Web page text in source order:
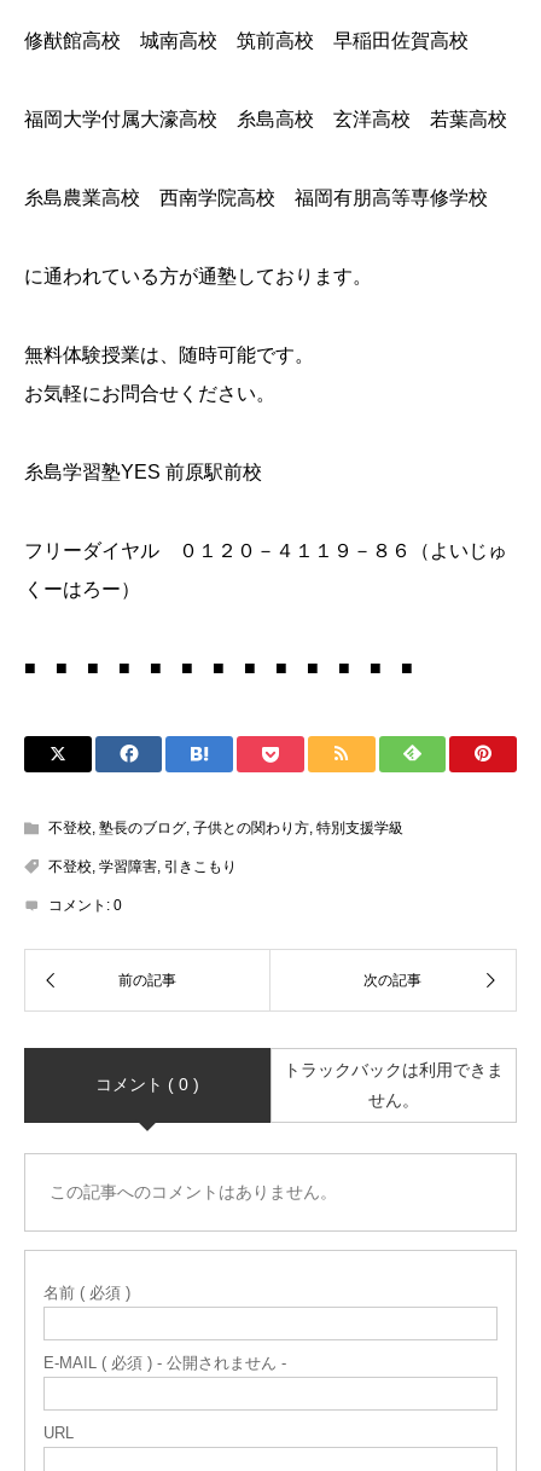
修猷館高校 城南高校 筑前高校 早稲田佐賀高校
福岡大学付属大濠高校 糸島高校 玄洋高校 若葉高校
糸島農業高校 西南学院高校 福岡有朋高等専修学校
に通われている方が通塾しております。
無料体験授業は、随時可能です。
お気軽にお問合せください。
糸島学習塾YES 前原駅前校
フリーダイヤル ０１２０－４１１９－８６（よいじゅ
くーはろー）
■ ■ ■ ■ ■ ■ ■ ■ ■ ■ ■ ■ ■
不登校 塾長のブログ 子供との関わり方 特別支援学級
不登校 学習障害 引きこもり
コメント: 0
コメント ( 0 )
トラックバックは利用できま
せん。
この記事へのコメントはありません。
名前 ( 必須 )
E-MAIL ( 必須 ) - 公開されません -
URL